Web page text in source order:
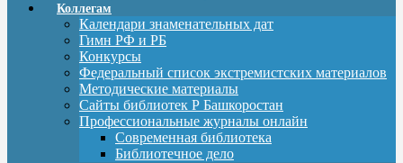
Коллегам
Календари знаменательных дат
Гимн РФ и РБ
Конкурсы
Федеральный список экстремистских материалов
Методические материалы
Сайты библиотек Р Башкоростан
Профессиональные журналы онлайн
Современная библиотека
Библиотечное дело